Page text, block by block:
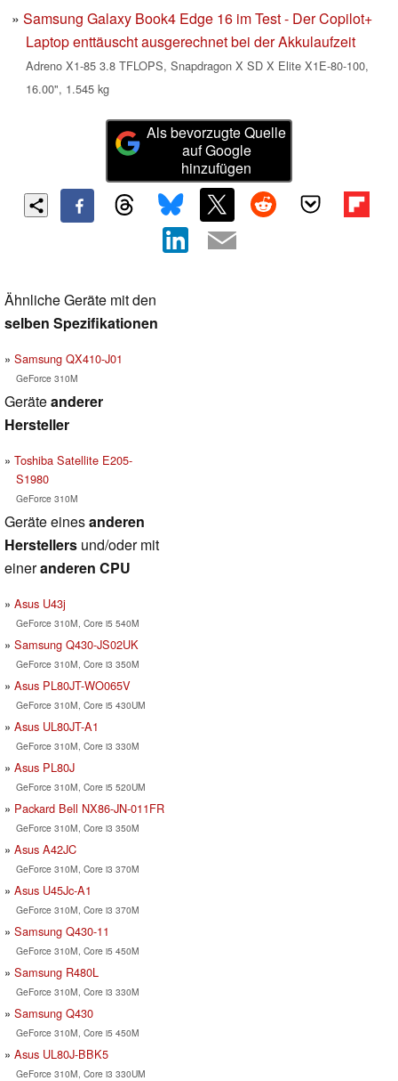
Samsung Galaxy Book4 Edge 16 im Test - Der Copilot+
Laptop enttäuscht ausgerechnet bei der Akkulaufzeit
Adreno X1-85 3.8 TFLOPS, Snapdragon X SD X Elite X1E-80-100,
16.00", 1.545 kg
Als bevorzugte Quelle
auf Google
hinzufügen
Ähnliche Geräte mit den
selben Spezifikationen
Samsung QX410-J01
GeForce 310M
Geräteanderer
Hersteller
Toshiba Satellite E205-
S1980
GeForce 310M
Geräte einesanderen
Herstellers und/oder mit
eineranderen CPU
Asus U43j
GeForce 310M, Core i5 540M
Samsung Q430-JS02UK
GeForce 310M, Core i3 350M
Asus PL80JT-WO065V
GeForce 310M, Core i5 430UM
Asus UL80JT-A1
GeForce 310M, Core i3 330M
Asus PL80J
GeForce 310M, Core i5 520UM
Packard Bell NX86-JN-011FR
GeForce 310M, Core i3 350M
Asus A42JC
GeForce 310M, Core i3 370M
Asus U45Jc-A1
GeForce 310M, Core i3 370M
Samsung Q430-11
GeForce 310M, Core i5 450M
Samsung R480L
GeForce 310M, Core i3 330M
Samsung Q430
GeForce 310M, Core i5 450M
Asus UL80J-BBK5
GeForce 310M, Core i3 330UM